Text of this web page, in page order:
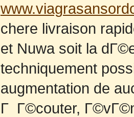
chere livraison
et Nuwa soit la
techniquement
augmentation de
Г Г©couter,